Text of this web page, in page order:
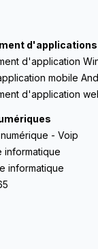
d'applications
d'application
mobile
d'application
- Voip
informatique
informatique